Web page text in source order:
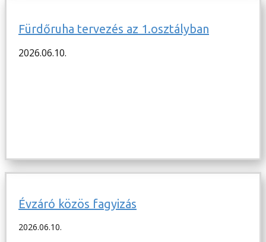
Fürdőruha tervezés az 1.osztályban
2026.06.10.
Évzáró közös fagyizás
2026.06.10.